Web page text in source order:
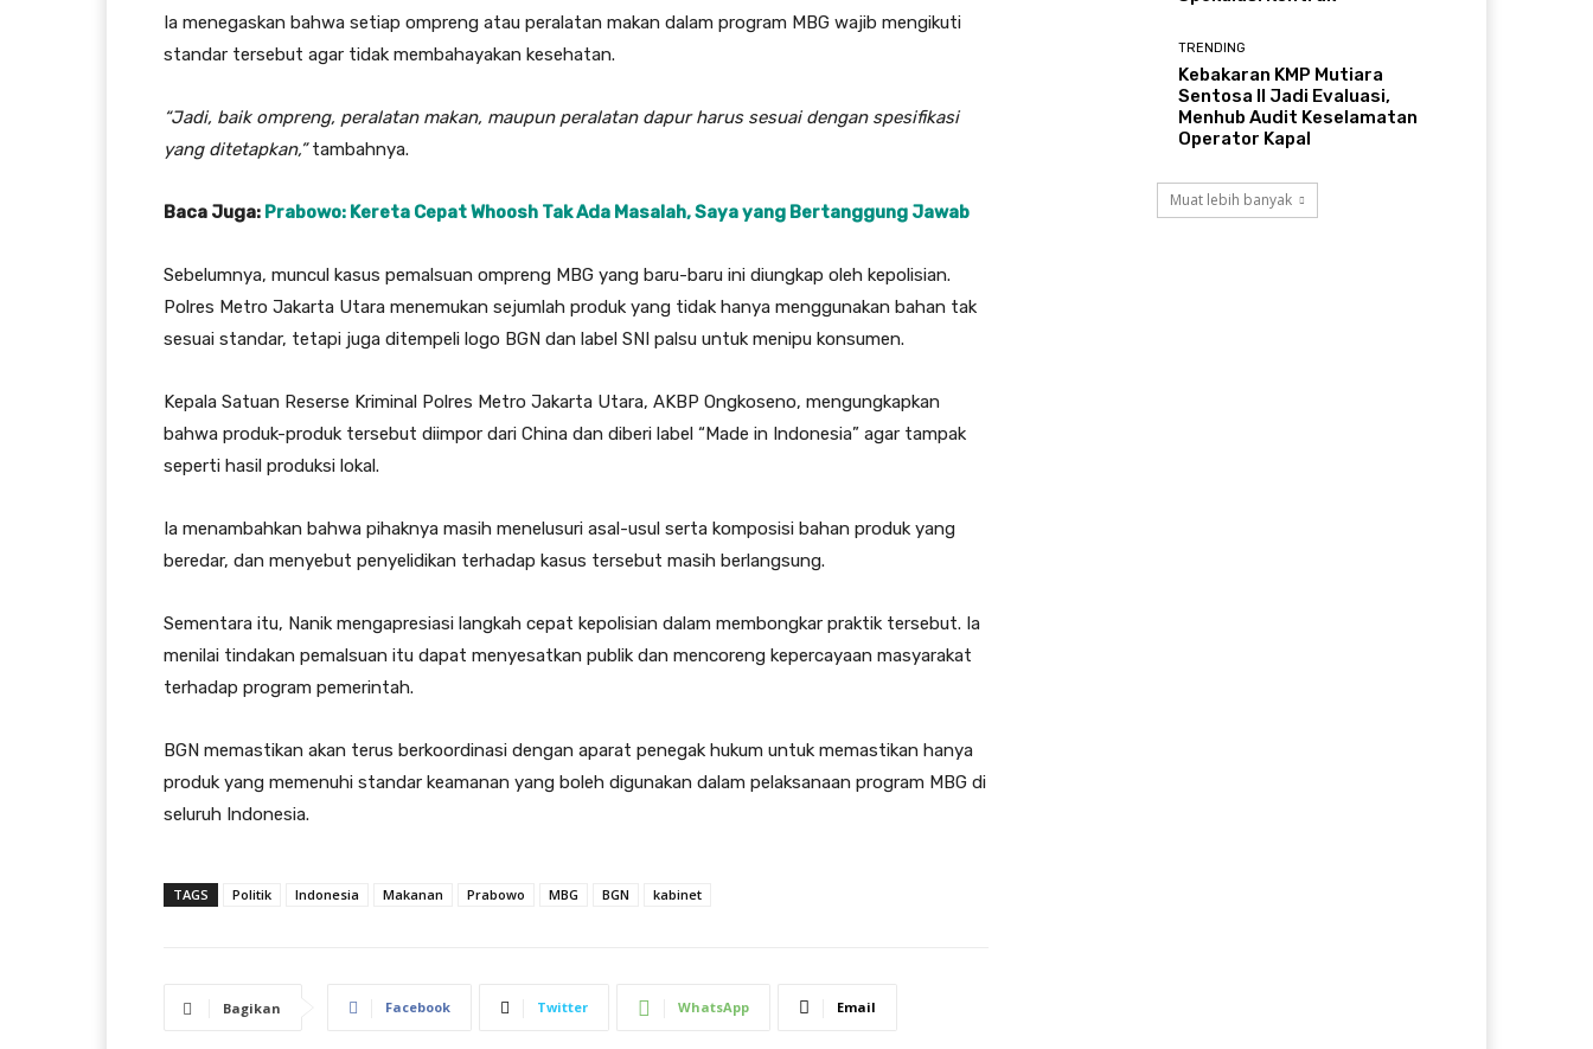
Ia menegaskan bahwa setiap ompreng atau peralatan makan dalam program MBG wajib mengikuti
standar tersebut agar tidak membahayakan kesehatan.
“Jadi, baik ompreng, peralatan makan, maupun peralatan dapur harus sesuai dengan spesifikasi
yang ditetapkan,”tambahnya.
Baca Juga: Prabowo: Kereta Cepat Whoosh Tak Ada Masalah, Saya yang Bertanggung Jawab
Sebelumnya, muncul kasus pemalsuan ompreng MBG yang baru-baru ini diungkap oleh kepolisian.
Polres Metro Jakarta Utara menemukan sejumlah produk yang tidak hanya menggunakan bahan tak
sesuai standar, tetapi juga ditempeli logo BGN dan label SNI palsu untuk menipu konsumen.
Kepala Satuan Reserse Kriminal Polres Metro Jakarta Utara, AKBP Ongkoseno, mengungkapkan
bahwa produk-produk tersebut diimpor dari China dan diberi label “Made in Indonesia” agar tampak
seperti hasil produksi lokal.
Ia menambahkan bahwa pihaknya masih menelusuri asal-usul serta komposisi bahan produk yang
beredar, dan menyebut penyelidikan terhadap kasus tersebut masih berlangsung.
Sementara itu, Nanik mengapresiasi langkah cepat kepolisian dalam membongkar praktik tersebut. Ia
menilai tindakan pemalsuan itu dapat menyesatkan publik dan mencoreng kepercayaan masyarakat
terhadap program pemerintah.
BGN memastikan akan terus berkoordinasi dengan aparat penegak hukum untuk memastikan hanya
produk yang memenuhi standar keamanan yang boleh digunakan dalam pelaksanaan program MBG di
seluruh Indonesia.
TAGS Politik Indonesia Makanan Prabowo MBG BGN kabinet
Bagikan Facebook Twitter WhatsApp Email
TRENDING
Kebakaran KMP Mutiara
Sentosa II Jadi Evaluasi,
Menhub Audit Keselamatan
Operator Kapal
Muat lebih banyak